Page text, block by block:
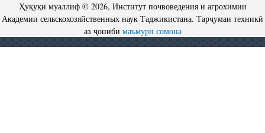
Ҳуқуқи муаллиф © 2026, Институт почвоведения и агрохимии
Академии сельскохозяйственных наук Таджикистана. Тарҷумаи техникӣ
аз ҷониби маъмури сомона